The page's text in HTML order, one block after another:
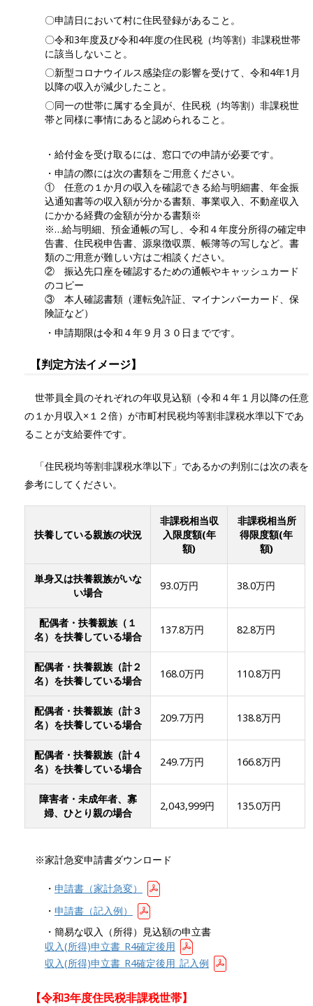
〇申請日において村に住民登録があること。
〇令和3年度及び令和4年度の住民税（均等割）非課税世帯
に該当しないこと。
〇新型コロナウイルス感染症の影響を受けて、令和4年1月
以降の収入が減少したこと。
〇同一の世帯に属する全員が、住民税（均等割）非課税世
帯と同様に事情にあると認められること。
・給付金を受け取るには、窓口での申請が必要です。
・申請の際には次の書類をご用意ください。
① 任意の１か月の収入を確認できる給与明細書、年金振
込通知書等の収入額が分かる書類、事業収入、不動産収入
にかかる経費の金額が分かる書類※
※…給与明細、預金通帳の写し、令和４年度分所得の確定申
告書、住民税申告書、源泉徴収票、帳簿等の写しなど。書
類のご用意が難しい方はご相談ください。
② 振込先口座を確認するための通帳やキャッシュカード
のコピー
③ 本人確認書類（運転免許証、マイナンバーカード、保
険証など）
・申請期限は令和４年９月３０日までです。
【判定方法イメージ】
世帯員全員のそれぞれの年収見込額（令和４年１月以降の任意
の１か月収入×１２倍）が市町村民税均等割非課税水準以下であ
ることが支給要件です。
「住民税均等割非課税水準以下」であるかの判別には次の表を
参考にしてください。
扶養している親族の状況
非課税相当収
入限度額(年
額)
非課税相当所
得限度額(年
額)
単身又は扶養親族がいな
い場合
93.0万円 38.0万円
配偶者・扶養親族（１
名）を扶養している場合
137.8万円 82.8万円
配偶者・扶養親族（計２
名）を扶養している場合
168.0万円 110.8万円
配偶者・扶養親族（計３
名）を扶養している場合
209.7万円 138.8万円
配偶者・扶養親族（計４
名）を扶養している場合
249.7万円 166.8万円
障害者・未成年者、寡
婦、ひとり親の場合
2,043,999円 135.0万円
※家計急変申請書ダウンロード
・ 申請書（家計急変）
・ 申請書（記入例）
・簡易な収入（所得）見込額の申立書
収入(所得)申立書_R4確定後用
収入(所得)申立書_R4確定後用_記入例
【令和3年度住民税非課税世帯】